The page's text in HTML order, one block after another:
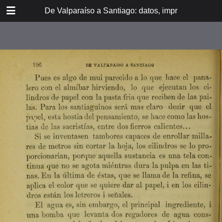
De Valparaíso a Santiago: datos, impresiones,
DOWNLOAD
Itinerario del ferrocarril de
Valparaíso a Santiago
espresamente grabado en Paris en
madera para esta obra
Dedicatoria
A los viajeros
En la Estación de Valparaíso
El banquete de inauguración i el
motín de Oyarce
Viña del Mar
Bosquejo histórico